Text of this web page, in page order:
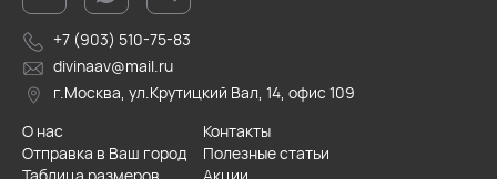
+7 (903) 510-75-83
divinaav@mail.ru
г.Москва, ул.Крутицкий Вал, 14, офис 109
О нас
Контакты
Отправка в Ваш город
Полезные статьи